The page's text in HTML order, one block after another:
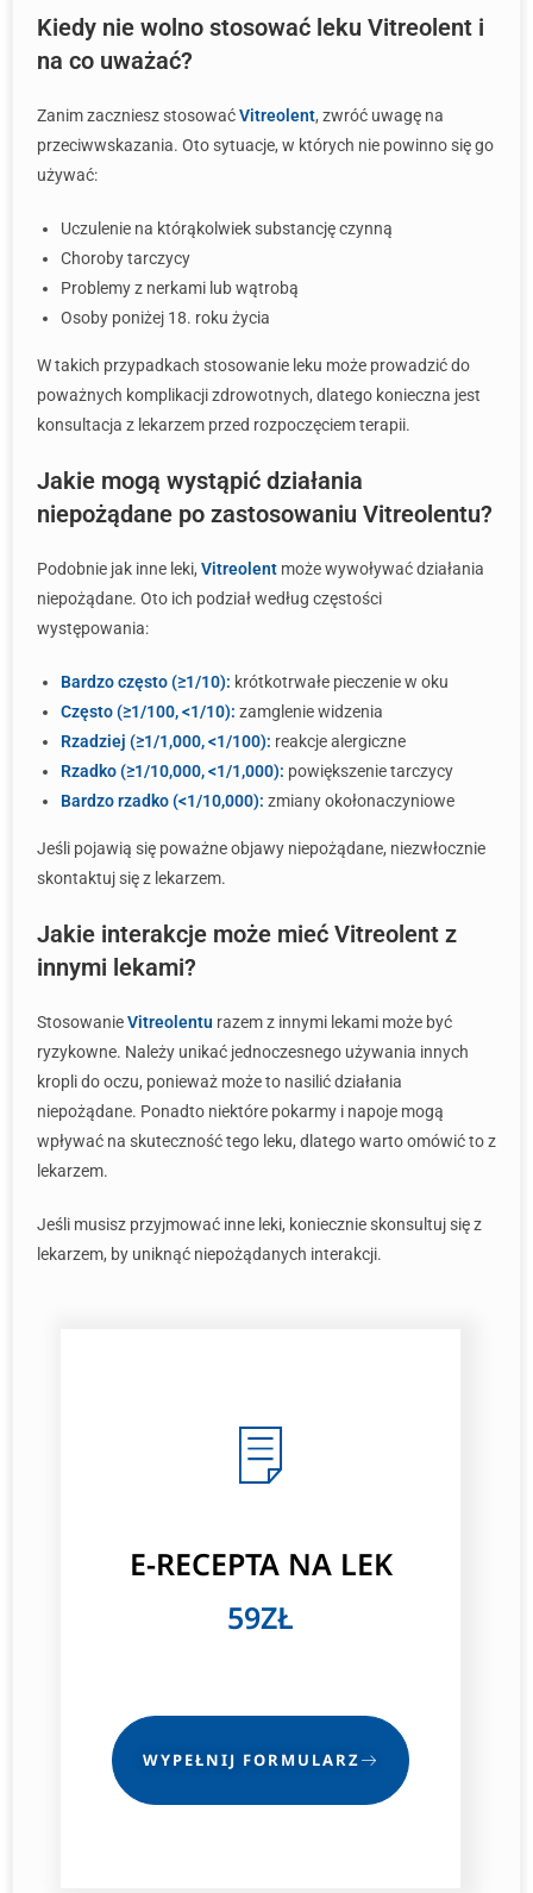
Kiedy nie wolno stosować leku Vitreolent i
na co uważać?
Zanim zaczniesz stosowaćVitreolent, zwróć uwagę na
przeciwwskazania. Oto sytuacje, w których nie powinno się go
używać:
Uczulenie na którąkolwiek substancję czynną
Choroby tarczycy
Problemy z nerkami lub wątrobą
Osoby poniżej 18. roku życia
W takich przypadkach stosowanie leku może prowadzić do
poważnych komplikacji zdrowotnych, dlatego konieczna jest
konsultacja z lekarzem przed rozpoczęciem terapii.
Jakie mogą wystąpić działania
niepożądane po zastosowaniu Vitreolentu?
Podobnie jak inne leki, Vitreolent może wywoływać działania
niepożądane. Oto ich podział według częstości
występowania:
Bardzo często (≥1/10): krótkotrwałe pieczenie w oku
Często (≥1/100, <1/10): zamglenie widzenia
Rzadziej (≥1/1,000, <1/100): reakcje alergiczne
Rzadko (≥1/10,000, <1/1,000): powiększenie tarczycy
Bardzo rzadko (<1/10,000): zmiany okołonaczyniowe
Jeśli pojawią się poważne objawy niepożądane, niezwłocznie
skontaktuj się z lekarzem.
Jakie interakcje może mieć Vitreolent z
innymi lekami?
StosowanieVitreolentu razem z innymi lekami może być
ryzykowne. Należy unikać jednoczesnego używania innych
kropli do oczu, ponieważ może to nasilić działania
niepożądane. Ponadto niektóre pokarmy i napoje mogą
wpływać na skuteczność tego leku, dlatego warto omówić to z
lekarzem.
Jeśli musisz przyjmować inne leki, koniecznie skonsultuj się z
lekarzem, by uniknąć niepożądanych interakcji.
E-RECEPTA NA LEK
59ZŁ
WYPEŁNIJ FORMULARZ